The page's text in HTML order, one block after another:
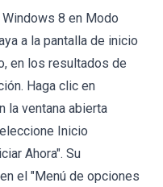
Windows 8 en Modo
a la pantalla de inicio
en los resultados de
Haga clic en
la ventana abierta
Inicio
Ahora". Su
el "Menú de opciones